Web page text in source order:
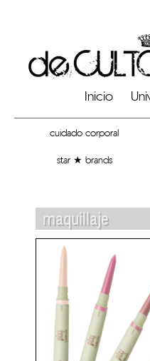
Inicio
cuidado corporal
star ★ brands
maquillaje